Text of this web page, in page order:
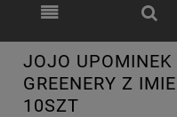
JOJO UPOMINEK
GREENERY Z
10SZT